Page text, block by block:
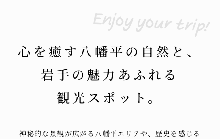
心を癒す八幡平の 自然と、
岩手の 魅力あふれる
観光スポット。
神秘的な 景観が広がる 八幡平エリアや、 歴史を感じる